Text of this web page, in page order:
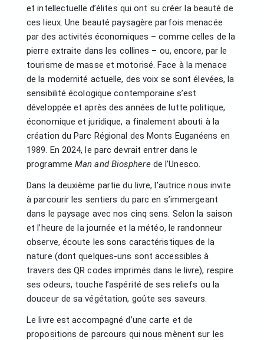
et intellectuelle d’élites qui ont su créer la beauté de
ces lieux. Une beauté paysagère parfois menacée
par des activités économiques – comme celles de la
pierre extraite dans les collines – ou, encore, par le
tourisme de masse et motorisé. Face à la menace
de la modernité actuelle, des voix se sont élevées, la
sensibilité écologique contemporaine s’est
développée et après des années de lutte politique,
économique et juridique, a finalement abouti à la
création du Parc Régional des Monts Euganéens en
1989. En 2024, le parc devrait entrer dans le
programme Man and Biospherede l’Unesco.
Dans la deuxième partie du livre, l’autrice nous invite
à parcourir les sentiers du parc en s’immergeant
dans le paysage avec nos cinq sens. Selon la saison
et l’heure de la journée et la météo, le randonneur
observe, écoute les sons caractéristiques de la
nature (dont quelques-uns sont accessibles à
travers des QR codes imprimés dans le livre), respire
ses odeurs, touche l’aspérité de ses reliefs ou la
douceur de sa végétation, goûte ses saveurs.
Le livre est accompagné d’une carte et de
propositions de parcours qui nous mènent sur les